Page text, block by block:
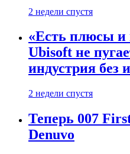
2 недели спустя
«Есть плюсы
Ubisoft не
индустрия без
2 недели спустя
Теперь 007
Denuvo